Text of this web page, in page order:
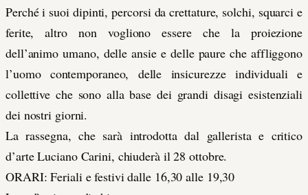
Perché i suoi dipinti, percorsi da crettature, solchi, squarci e
ferite, altro non vogliono essere che la proiezione
dell’animo umano, delle ansie e delle paure che affliggono
l’uomo contemporaneo, delle insicurezze individuali e
collettive che sono alla base dei grandi disagi esistenziali
dei nostri giorni.
La rassegna, che sarà introdotta dal gallerista e critico
d’arte Luciano Carini, chiuderà il 28 ottobre.
ORARI: Feriali e festivi dalle 16,30 alle 19,30